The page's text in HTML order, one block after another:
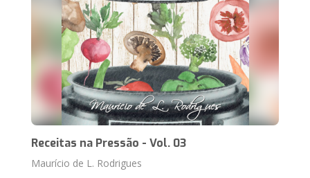
Receitas na Pressão - Vol. 03
Maurício de L. Rodrigues